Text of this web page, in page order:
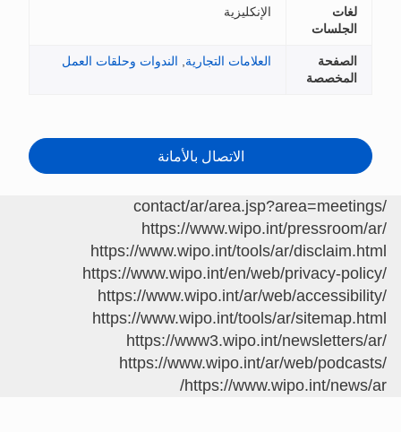
لغات
الجلسات
الإنكليزية
الصفحة
المخصصة
العلامات التجارية الندوات وحلقات العمل
الاتصال بالأمانة
/contact/ar/area.jsp?area=meetings
https://www.wipo.int/pressroom/ar/
https://www.wipo.int/tools/ar/disclaim.html
https://www.wipo.int/en/web/privacy-policy/
https://www.wipo.int/ar/web/accessibility/
https://www.wipo.int/tools/ar/sitemap.html
https://www3.wipo.int/newsletters/ar/
https://www.wipo.int/ar/web/podcasts/
https://www.wipo.int/news/ar/